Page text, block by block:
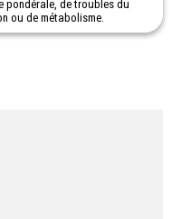
pondérale, de troubles du
ou de métabolisme.
prises en charge par